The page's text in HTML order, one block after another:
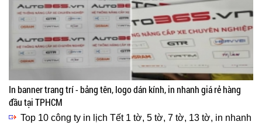
In banner trang trí - bảng tên, logo dán kính, in nhanh giá rẻ hàng
đầu tại TPHCM
Top 10 công ty in lịch Tết 1 tờ, 5 tờ, 7 tờ, 13 tờ, in nhanh